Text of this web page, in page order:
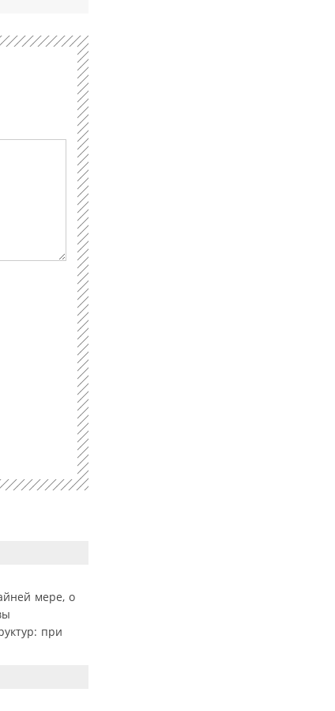
мере, о
при